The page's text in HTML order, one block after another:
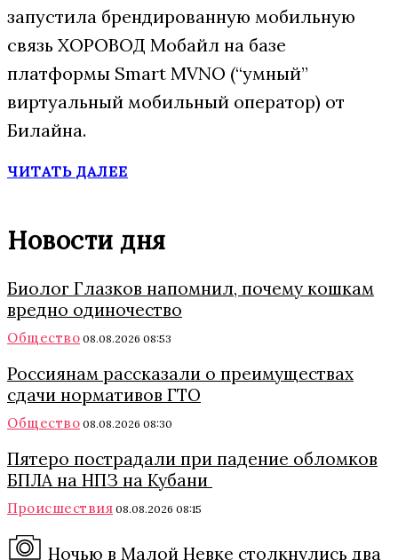
запустила брендированную мобильную
связь ХОРОВОД Мобайл на базе
платформы Smart MVNO (“умный”
виртуальный мобильный оператор) от
Билайна.
ЧИТАТЬ ДАЛЕЕ
Новости дня
Биолог Глазков напомнил, почему кошкам
вредно одиночество
Общество 08.08.2026 08:53
Россиянам рассказали о преимуществах
сдачи нормативов ГТО
Общество 08.08.2026 08:30
Пятеро пострадали при падение обломков
БПЛА на НПЗ на Кубани
Происшествия 08.08.2026 08:15
Ночью в Малой Невке столкнулись два